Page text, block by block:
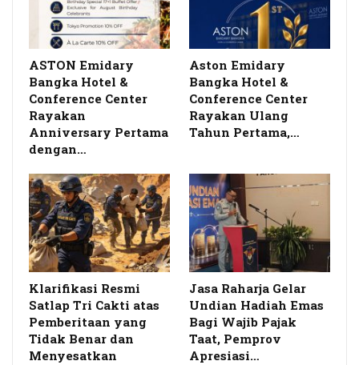
ASTON Emidary
Bangka Hotel &
Conference Center
Rayakan
Anniversary Pertama
dengan…
Aston Emidary
Bangka Hotel &
Conference Center
Rayakan Ulang
Tahun Pertama,…
Klarifikasi Resmi
Satlap Tri Cakti atas
Pemberitaan yang
Tidak Benar dan
Menyesatkan
Jasa Raharja Gelar
Undian Hadiah Emas
Bagi Wajib Pajak
Taat, Pemprov
Apresiasi…